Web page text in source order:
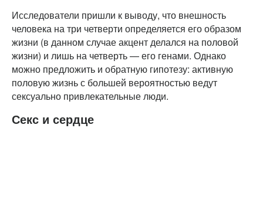
Исследователи пришли к выводу, что внешность
человека на три четверти определяется его образом
жизни (в данном случае акцент делался на половой
жизни) и лишь на четверть — его генами. Однако
можно предложить и обратную гипотезу: активную
половую жизнь с большей вероятностью ведут
сексуально привлекательные люди.
Секс и сердце